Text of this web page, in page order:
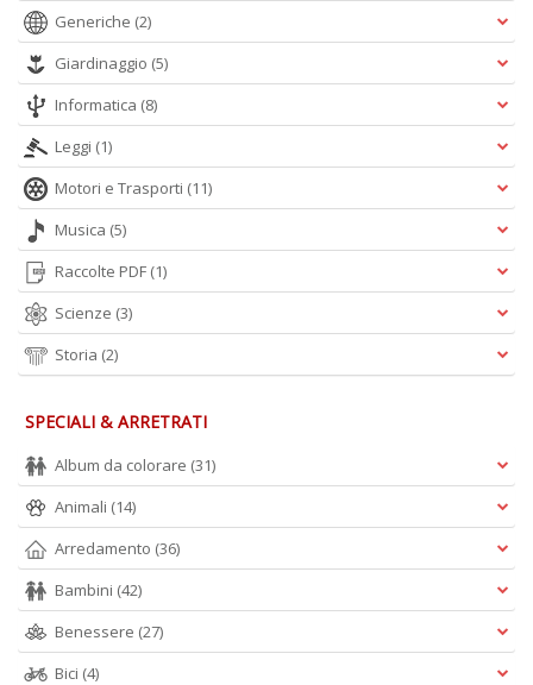
Generiche (2)
Giardinaggio (5)
Informatica (8)
Leggi (1)
Motori e Trasporti (11)
Musica (5)
Raccolte PDF (1)
Scienze (3)
Storia (2)
SPECIALI & ARRETRATI
Album da colorare (31)
Animali (14)
Arredamento (36)
Bambini (42)
Benessere (27)
Bici (4)